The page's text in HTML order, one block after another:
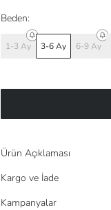
Beden:
1-3 Ay 3-6 Ay 6-9 Ay
Ürün Açıklaması
Kargo ve İade
Kampanyalar